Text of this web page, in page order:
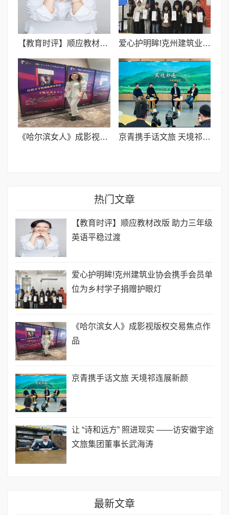
【教育时评】顺应教材改版 助力三年级英语平稳过渡 爱心护明眸!克州建筑业协会携手会员单位为乡村学子捐赠护眼灯
《哈尔滨女人》成影视版权交易焦点作品 京青携手话文旅 天境祁连展新颜
热门文章
【教育时评】顺应教材改版 助力三年级
英语平稳过渡
爱心护明眸!克州建筑业协会携手会员单
位为乡村学子捐赠护眼灯
《哈尔滨女人》成影视版权交易焦点作
品
京青携手话文旅 天境祁连展新颜
让 “诗和远方” 照进现实 ——访安徽宇途
文旅集团董事长武海涛
最新文章